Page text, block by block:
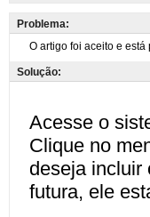
Problema:
Solução: